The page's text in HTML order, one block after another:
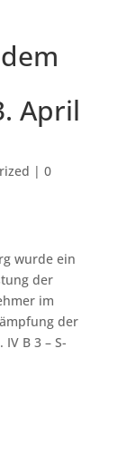
April
| 0
wurde ein
der
im
der
B 3 – S-